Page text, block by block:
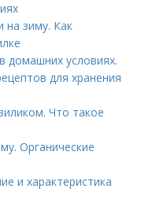
на зиму. Как
домашних условиях.
для хранения
Что такое
Органические
и характеристика